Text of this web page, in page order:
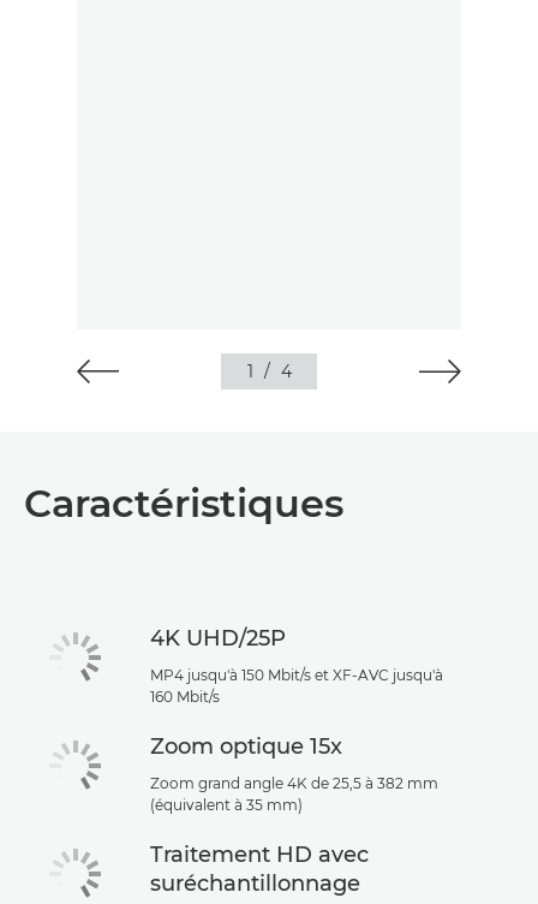
1 / 4
Caractéristiques
4K UHD/25P
MP4 jusqu'à 150 Mbit/s et XF-AVC jusqu'à
160 Mbit/s
Zoom optique 15x
Zoom grand angle 4K de 25,5 à 382 mm
(équivalent à 35 mm)
Traitement HD avec
suréchantillonnage